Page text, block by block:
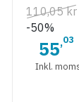
110,05 kr
-50%
55,03
Inkl.